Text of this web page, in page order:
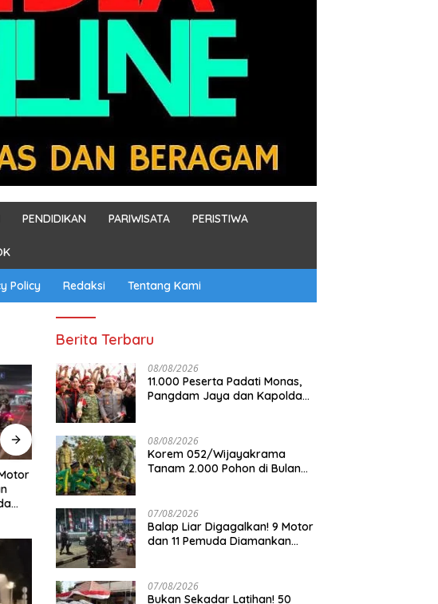
PENDIDIKAN PARIWISATA PERISTIWA
Policy Redaksi Tentang Kami
Dugaan Kekerasan terhadap
Wartawan di Tangerang Masuk
Desak Polisi Transparan
FTPI dan Mabes Polri Bahas
Berita Terbaru
08/08/2026
11.000 Peserta Padati Monas,
Pangdam Jaya dan Kapolda
08/08/2026
Korem 052/Wijayakrama
Tanam 2.000 Pohon di Bulan
07/08/2026
Balap Liar Digagalkan! 9 Motor
dan 11 Pemuda Diamankan
07/08/2026
Bukan Sekadar Latihan! 50